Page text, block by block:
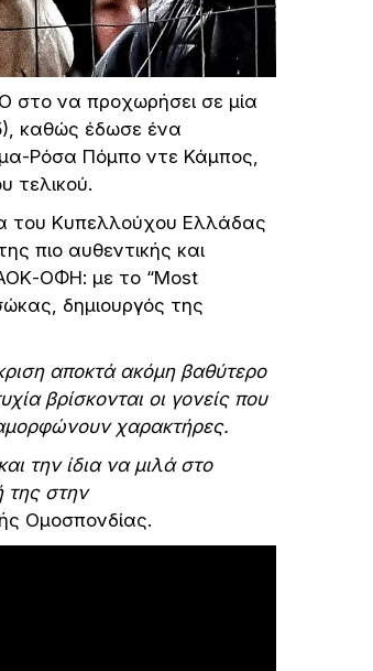
στο να προχωρήσει σε μία
καθώς έδωσε ένα
Ρόσα Πόμπο ντε Κάμπος,
τελικού.
του Κυπελλούχου Ελλάδας
πιο αυθεντικής και
ΟΦΗ: με το “Most
δημιουργός της
αποκτά ακόμη βαθύτερο
βρίσκονται οι γονείς που
χαρακτήρες.
την ίδια να μιλά στο
της στην
Ομοσπονδίας.